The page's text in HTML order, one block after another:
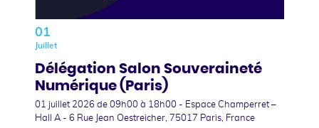
01
Juillet
Délégation Salon Souveraineté
Numérique (Paris)
01 juillet 2026 de 09h00 à 18h00 - Espace Champerret –
Hall A - 6 Rue Jean Oestreicher, 75017 Paris, France